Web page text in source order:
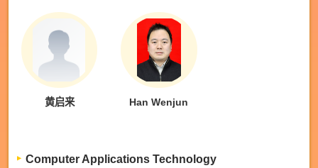
黄启来 Han Wenjun
Computer Applications Technology